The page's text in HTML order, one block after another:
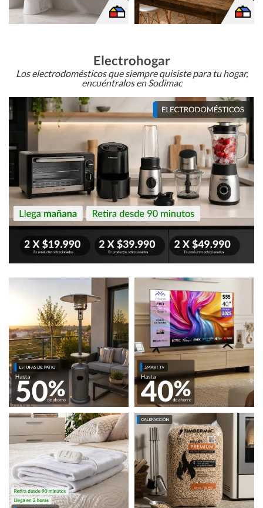
Electrohogar
Los electrodomésticos que siempre quisiste para tu hogar,
encuéntralos en Sodimac